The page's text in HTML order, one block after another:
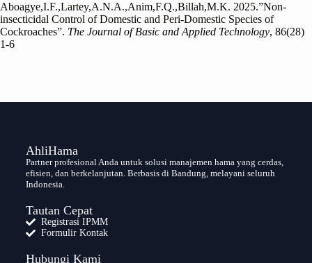
Aboagye,I.F.,Lartey,A.N.A.,Anim,F.Q.,Billah,M.K. 2025.”Non-
insecticidal Control of Domestic and Peri-Domestic Species of
Cockroaches”. The Journal of Basic and Applied Technology, 86(28)
1-6
AhliHama
Partner profesional Anda untuk solusi manajemen hama yang cerdas,
efisien, dan berkelanjutan. Berbasis di Bandung, melayani seluruh
Indonesia.
Tautan Cepat
Registrasi IPMM
Formulir Kontak
Hubungi Kami